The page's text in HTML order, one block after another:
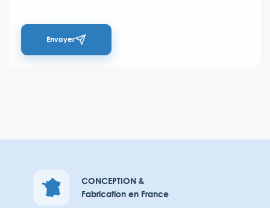
Envoyer
CONCEPTION &
Fabrication en France